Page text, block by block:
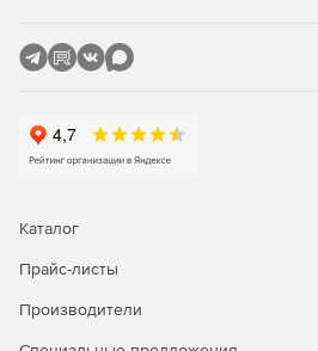
Являясь единственным средством
приложение Burstek WebFilter ISA/
исключительную
Directory гарантирует тесную
проблем, связанных с
большого количества параметров
Каталог
Прайс-листы
Производители